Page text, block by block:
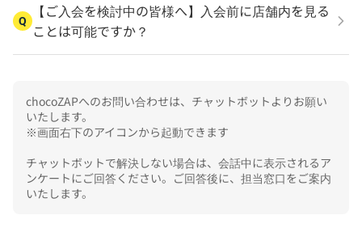
Q
【ご入会を検討中の皆様へ】入会前に店舗内を見る
ことは可能ですか？
chocoZAPへのお問い合わせは、チャットボットよりお願い
いたします。
※画面右下のアイコンから起動できます
チャットボットで解決しない場合は、会話中に表示されるア
ンケートにご回答ください。ご回答後に、担当窓口をご案内
いたします。